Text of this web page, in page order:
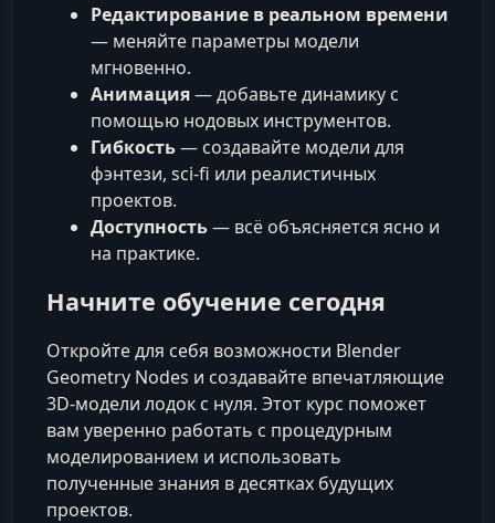
Редактирование в реальном времени
— меняйте параметры модели
мгновенно.
Анимация— добавьте динамику с
помощью нодовых инструментов.
Гибкость— создавайте модели для
фэнтези, sci-fi или реалистичных
проектов.
Доступность— всё объясняется ясно и
на практике.
Начните обучение сегодня
Откройте для себя возможности Blender
Geometry Nodes и создавайте впечатляющие
3D-модели лодок с нуля. Этот курс поможет
вам уверенно работать с процедурным
моделированием и использовать
полученные знания в десятках будущих
проектов.